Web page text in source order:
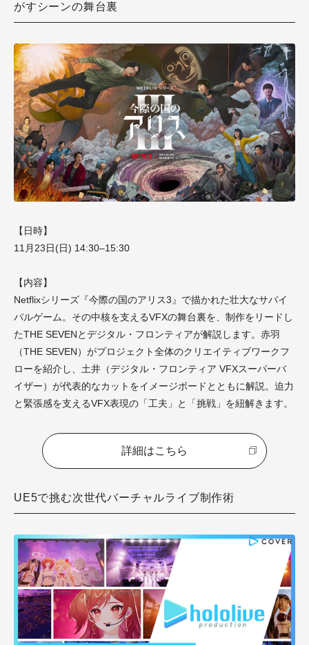
がすシーンの舞台裏
【日時】
11月23日(日) 14:30–15:30
【内容】
Netflixシリーズ『今際の国のアリス3』で描かれた壮大なサバイ
バルゲーム。その中核を支えるVFXの舞台裏を、制作をリードし
たTHE SEVENとデジタル・フロンティアが解説します。赤羽
（THE SEVEN）がプロジェクト全体のクリエイティブワークフ
ローを紹介し、土井（デジタル・フロンティア VFXスーパーバ
イザー）が代表的なカットをイメージボードとともに解説。迫力
と緊張感を支えるVFX表現の「工夫」と「挑戦」を紐解きます。
詳細はこちら
UE5で挑む次世代バーチャルライブ制作術